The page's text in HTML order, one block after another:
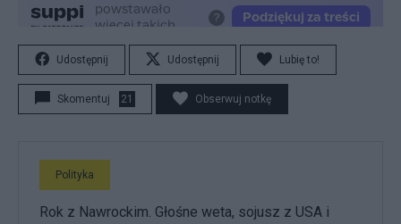
Udostępnij Udostępnij Lubię to!
Skomentuj 21 Obserwuj notkę
Polityka
Rok z Nawrockim. Głośne weta, sojusz z USA i